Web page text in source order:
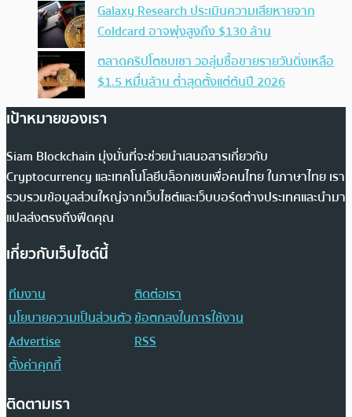
Galaxy Research ประเมินความเสียหายจาก
Coldcard อาจพุ่งสูงถึง $130 ล้าน
ตลาดคริปโตซบเซา วอลุ่มซื้อขายรายวันดิ่งเหลือ
$1.5 หมื่นล้าน ต่ำสุดตั้งแต่ต้นปี 2026
เป้าหมายของเรา
Siam Blockchain มุ่งมั่นที่จะช่วยนำเสนอสารเกี่ยวกับ
Cryptocurrency และเทคโนโลยีบล็อกเชนเพื่อคนไทย ในภาษาไทย เรา
รวบรวมข้อมูลส่วนใหญ่จากเว็บไซต์และเว็บบอร์ดต่างประเทศและนำมา
แปลส่งตรงถึงฟีดคุณ
เกี่ยวกับเว็บไซต์นี้
ทีมงาน
ติดต่อเรา
นโยบายความเป็นส่วนตัวข้อตกลงในการใช้งาน
Advertise
RSS
ตั้งค่าคุกกี้
ติดตามเรา